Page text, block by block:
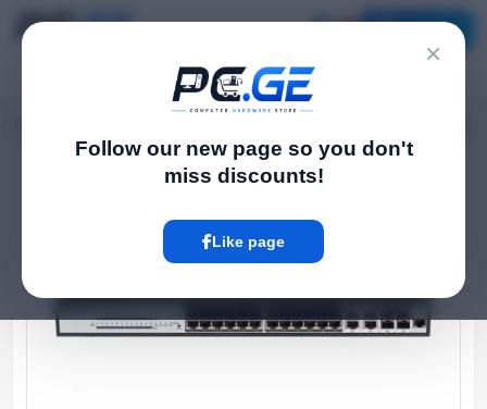
×
Follow our new page so you don't
miss discounts!
Like page